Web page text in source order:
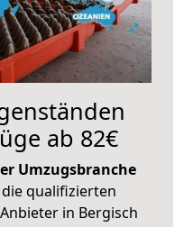
ab 82€
Umzugsbranche
qualifizierten
in Bergisch